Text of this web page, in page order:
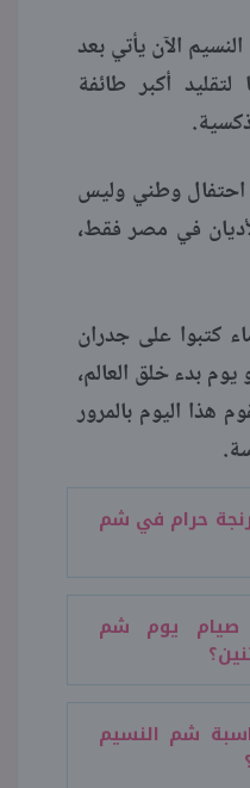
الآن يأتي بعد
أكبر طائفة
وطني وليس
في مصر فقط،
كتبوا على جدران
بدء خلق العالم،
هذا اليوم بالمرور
حرام في شم
صيام يوم شم
شم النسيم